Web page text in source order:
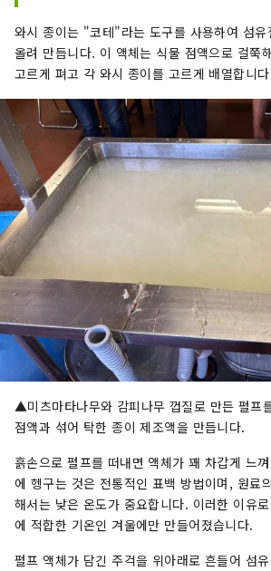
와시 종이는 "코테"라는 도구를 사용하여 섬유
올려 만듭니다. 이 액체는 식물 점액으로 걸쭉
고르게 펴고 각 와시 종이를 고르게 배열합니
▲미츠마타나무와 감피나무 껍질로 만든 펄프
점액과 섞어 탁한 종이 제조액을 만듭니다.
흙손으로 펄프를 떠내면 액체가 꽤 차갑게 느
에 헹구는 것은 전통적인 표백 방법이며, 원료
해서는 낮은 온도가 중요합니다. 이러한 이유
에 적합한 기온인 겨울에만 만들어졌습니다.
펄프 액체가 담긴 주걱을 위아래로 흔들어 섬